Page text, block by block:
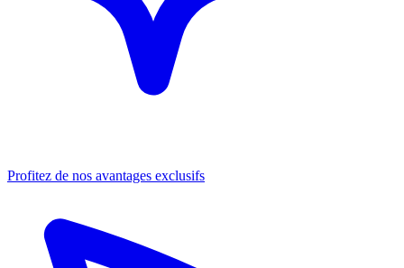
Profitez de nos avantages exclusifs